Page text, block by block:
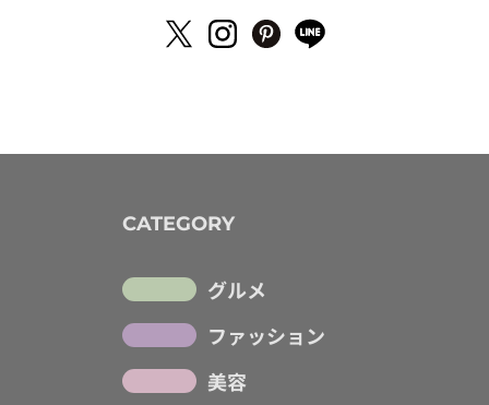
CATEGORY
グルメ
ファッション
美容